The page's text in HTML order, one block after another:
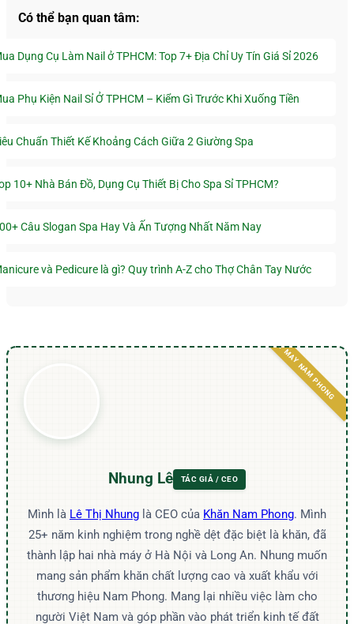
Có thể bạn quan tâm:
Dụng Cụ Làm Nail ở TPHCM: Top 7+ Địa Chỉ Uy Tín Giá Sỉ 2026
Phụ Kiện Nail Sỉ Ở TPHCM – Kiểm Gì Trước Khi Xuống Tiền
Chuẩn Thiết Kế Khoảng Cách Giữa 2 Giường Spa
10+ Nhà Bán Đồ, Dụng Cụ Thiết Bị Cho Spa Sỉ TPHCM?
Câu Slogan Spa Hay Và Ấn Tượng Nhất Năm Nay
và Pedicure là gì? Quy trình A-Z cho Thợ Chân Tay Nước
Nhung Lê
Mình là Lê Thị Nhung là CEO của Khăn Nam Phong. Mình
25+ năm kinh nghiệm trong nghề dệt đặc biệt là khăn, đã
thành lập hai nhà máy ở Hà Nội và Long An. Nhung muốn
mang sản phẩm khăn chất lượng cao và xuất khẩu với
thương hiệu Nam Phong. Mang lại nhiều việc làm cho
người Việt Nam và góp phần vào phát triển kinh tế đất